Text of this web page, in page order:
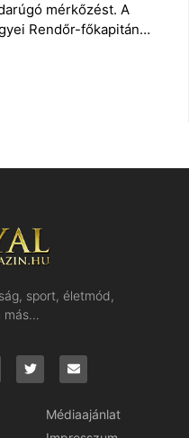
mérkőzést. A
Rendőr-főkapitán…
sport, életmód,
más…
Médiaajánlat